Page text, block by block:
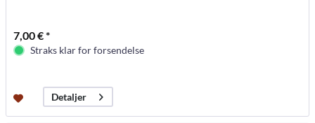
7,00 € *
Straks klar for forsendelse
Detaljer